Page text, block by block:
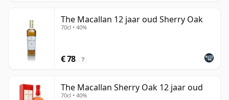
The Macallan 12 jaar oud Sherry Oak
70cl • 40%
€ 78 ?
The Macallan Sherry Oak 12 jaar oud
70cl • 40%